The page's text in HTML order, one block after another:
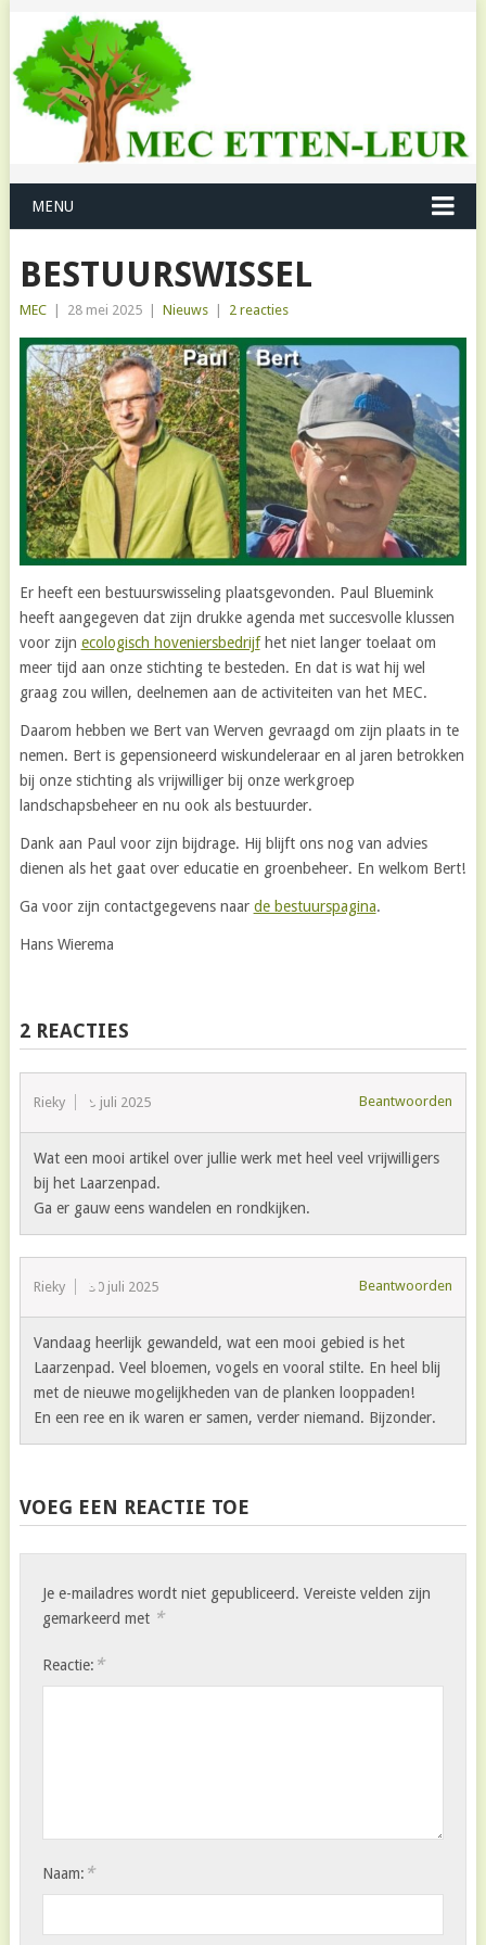
MENU
BESTUURSWISSEL
MEC 28 mei 2025 Nieuws 2 reacties
Er heeft een bestuurswisseling plaatsgevonden. Paul Bluemink
heeft aangegeven dat zijn drukke agenda met succesvolle klussen
voor zijn ecologisch hoveniersbedrijfhet niet langer toelaat om
meer tijd aan onze stichting te besteden. En dat is wat hij wel
graag zou willen, deelnemen aan de activiteiten van het MEC.
Daarom hebben we Bert van Werven gevraagd om zijn plaats in te
nemen. Bert is gepensioneerd wiskundeleraar en al jaren betrokken
bij onze stichting als vrijwilliger bij onze werkgroep
landschapsbeheer en nu ook als bestuurder.
Dank aan Paul voor zijn bijdrage. Hij blijft ons nog van advies
dienen als het gaat over educatie en groenbeheer. En welkom Bert!
Ga voor zijn contactgegevens naar de bestuurspagina.
Hans Wierema
2 REACTIES
Rieky 9 juli 2025 Beantwoorden
Wat een mooi artikel over jullie werk met heel veel vrijwilligers
bij het Laarzenpad.
Ga er gauw eens wandelen en rondkijken.
Rieky 30 juli 2025 Beantwoorden
Vandaag heerlijk gewandeld, wat een mooi gebied is het
Laarzenpad. Veel bloemen, vogels en vooral stilte. En heel blij
met de nieuwe mogelijkheden van de planken looppaden!
En een ree en ik waren er samen, verder niemand. Bijzonder.
VOEG EEN REACTIE TOE
Je e-mailadres wordt niet gepubliceerd. Vereiste velden zijn
gemarkeerd met *
Reactie: *
Naam: *